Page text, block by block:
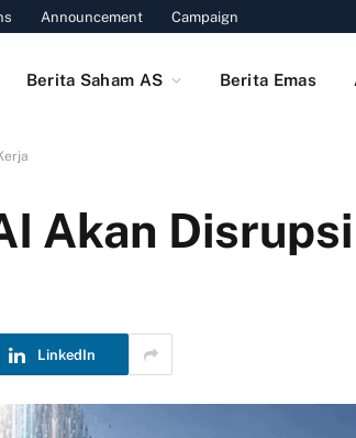
Announcement Campaign
Berita Saham AS Berita Emas
Akan
LinkedIn